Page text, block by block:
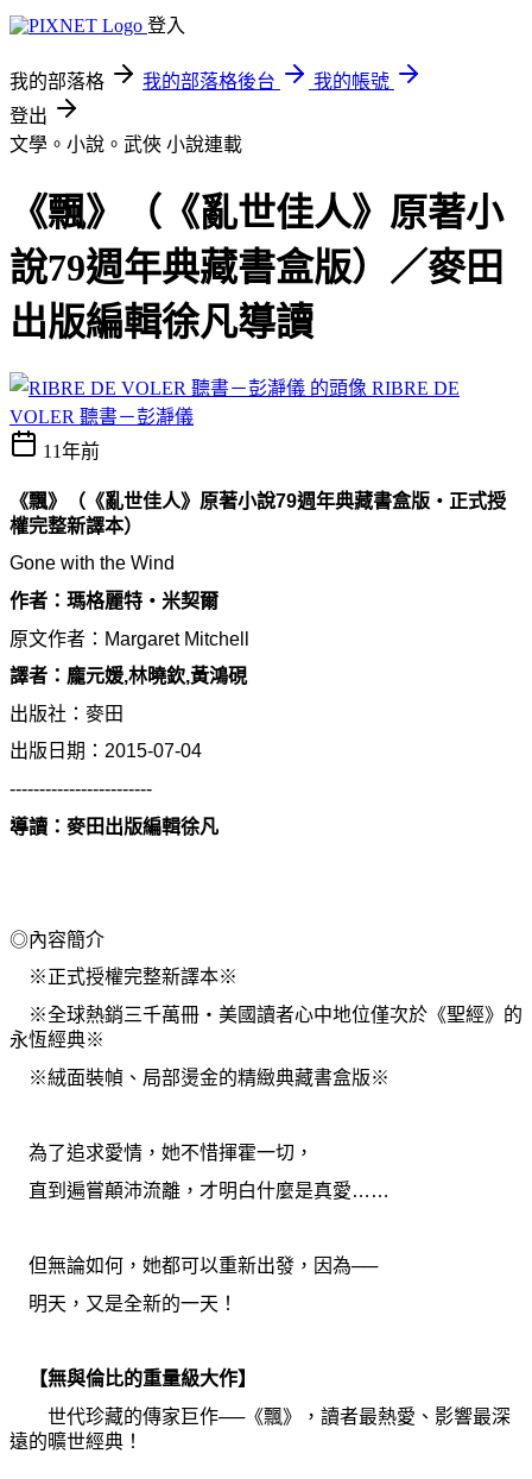
登入
我的部落格 我的部落格後台
我的帳號
登出
文學。小說。武俠 小說連載
《飄》（《亂世佳人》原著小
說79週年典藏書盒版）／麥田
出版編輯徐凡導讀
RIBRE DE
VOLER 聽書－彭瀞儀
11年前
《飄》（《亂世佳人》原著小說79週年典藏書盒版 ‧ 正式授
權完整新譯本）
Gone with the Wind
作者：瑪格麗特 ‧ 米契爾
原文作者：Margaret Mitchell
譯者：龐元媛,林曉欽,黃鴻硯
出版社：麥田
出版日期：2015-07-04
------------------------
導讀：麥田出版編輯徐凡
◎內容簡介
※正式授權完整新譯本※
※全球熱銷三千萬冊 ‧ 美國讀者心中地位僅次於《聖經》的
永恆經典※
※絨面裝幀、局部燙金的精緻典藏書盒版※
為了追求愛情， 她不惜揮霍一切，
直到遍嘗顛沛流離，才明白什麼是真愛……
但無論如何， 她都可以重新出發，因為──
明天，又是全新的一天！
【無與倫比的重量級大作】
世代珍藏的傳家巨作──《飄》，讀者最熱愛、影響最深
遠的曠世經典！